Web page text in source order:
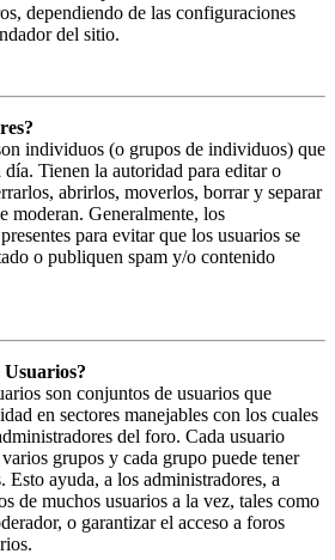
dependiendo de las configuraciones
del sitio.
individuos (o grupos de individuos) que
Tienen la autoridad para editar o
abrirlos, moverlos, borrar y separar
moderan. Generalmente, los
para evitar que los usuarios se
o publiquen spam y/o contenido
Usuarios?
son conjuntos de usuarios que
en sectores manejables con los cuales
del foro. Cada usuario
grupos y cada grupo puede tener
Esto ayuda, a los administradores, a
de muchos usuarios a la vez, tales como
o garantizar el acceso a foros